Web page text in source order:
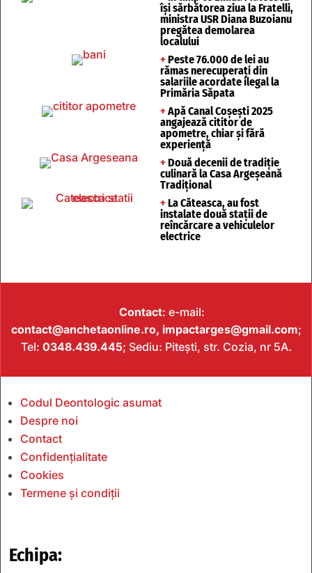
își sărbătorea ziua la Fratelli,
ministra USR Diana Buzoianu
pregătea demolarea
localului
+ Peste 76.000 de lei au
rămas nerecuperați din
salariile acordate ilegal la
Primăria Săpata
+ Apă Canal Coșești 2025
angajează cititor de
apometre, chiar și fără
experiență
+ Două decenii de tradiție
culinară la Casa Argeșeană
Tradițional
+ La Căteasca, au fost
instalate două stații de
reîncărcare a vehiculelor
electrice
Contact: e-mail:
contact@anchetaonline.ro, impactarges@gmail.com;
Tel: 0348.439.445; Sediu: Pitești, str. Cozia, nr 5A.
Codul Deontologic asumat
Despre noi
Contact
Confidențialitate
Cookies
Termene și condiții
Echipa: